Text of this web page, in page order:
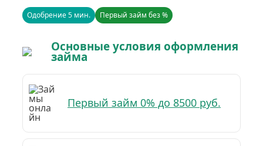
Одобрение 5 мин. Первый займ без %
Основные условия оформления
займа
Первый займ 0% до 8500 руб.